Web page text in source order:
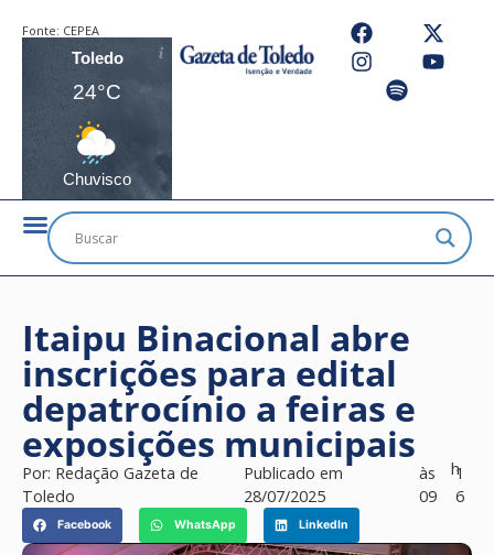
Fonte: CEPEA
Toledo
24°C
Chuvisco
Itaipu Binacional abre
inscrições para edital
depatrocínio a feiras e
exposições municipais
Por: Redação Gazeta de
Toledo
Publicado em
28/07/2025
às
09
h1
6
Facebook WhatsApp LinkedIn